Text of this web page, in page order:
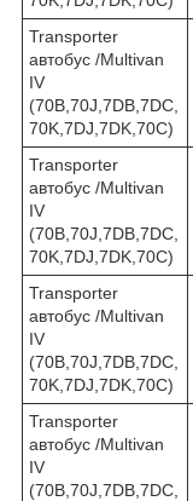
Transporter
автобус /Multivan
IV
(70B,70J,7DB,7DC,
70K,7DJ,7DK,70C)
Transporter
автобус /Multivan
IV
(70B,70J,7DB,7DC,
70K,7DJ,7DK,70C)
Transporter
автобус /Multivan
IV
(70B,70J,7DB,7DC,
70K,7DJ,7DK,70C)
Transporter
автобус /Multivan
IV
(70B,70J,7DB,7DC,